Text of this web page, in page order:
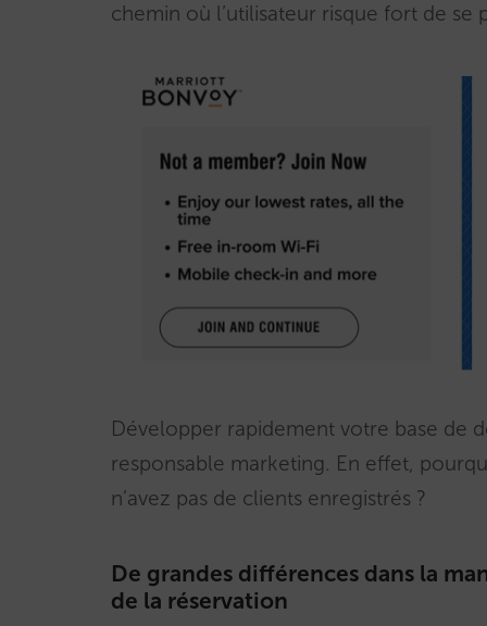
chemin où l’utilisateur risque fort de se
Développer rapidement votre base de
responsable marketing. En effet,
n’avez pas de clients enregistrés ?
De grandes différences dans la
de la réservation